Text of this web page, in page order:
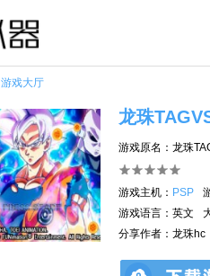
游戏大厅
龙珠
游戏原名：龙珠
游戏主机： PSP
游戏语言：英文
分享作者：龙珠hc